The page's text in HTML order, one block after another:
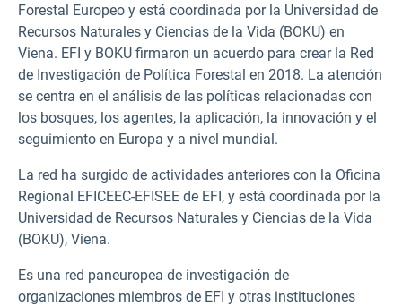
Forestal Europeo y está coordinada por la Universidad de
Recursos Naturales y Ciencias de la Vida (BOKU) en
Viena. EFI y BOKU firmaron un acuerdo para crear la Red
de Investigación de Política Forestal en 2018. La atención
se centra en el análisis de las políticas relacionadas con
los bosques, los agentes, la aplicación, la innovación y el
seguimiento en Europa y a nivel mundial.
La red ha surgido de actividades anteriores con la Oficina
Regional EFICEEC-EFISEE de EFI, y está coordinada por la
Universidad de Recursos Naturales y Ciencias de la Vida
(BOKU), Viena.
Es una red paneuropea de investigación de
organizaciones miembros de EFI y otras instituciones